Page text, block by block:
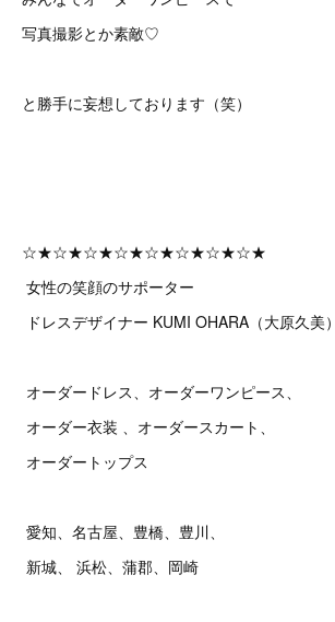
写真撮影とか素敵♡
と勝手に妄想しております（笑）
☆★☆★☆★☆★☆★☆★☆★☆★
女性の笑顔のサポーター
ドレスデザイナー KUMI OHARA（大原久美）
オーダードレス、オーダーワンピース、
オーダー衣装 、オーダースカート、
オーダートップス
愛知、名古屋、豊橋、豊川、
新城、 浜松、蒲郡、岡崎